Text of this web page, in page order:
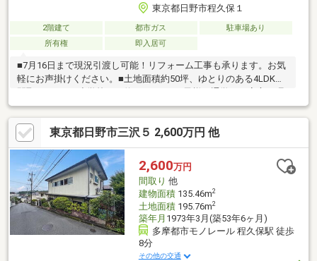
東京都日野市程久保１
2階建て 都市ガス
駐車場あり
所有権
即入居可
■7月16日まで現況引渡し可能！リフォーム工事も承ります。お気
軽にお声掛けください。■土地面積約50坪、ゆとりのある4LDKの
境。■第一種低層住居専用地域につき落ち着いて暮らせます。■掲
載写真以外の写真も提供可能。お気軽にお声掛けください。【３
６５日 年中無休】見学予約システムに対象日付が指定できない
場合でも、原則即日ご対応可能です。【住宅ローンに強い！】指
定機関はなく、都市銀行をはじめ各金融機関と取引可能！【グル
ープ創業50年】確かな実績と安心のアフターサポートでお客様フ
ァーストを実現いたします。
東京都日野市三沢５ 2,600万円 他
2,600万円
間取り 他
建物面積135.46m2
土地面積195.76m2
築年月 1973年3月(築53年6ヶ月)
多摩都市モノレール 程久保駅 徒歩
8分
その他の交通